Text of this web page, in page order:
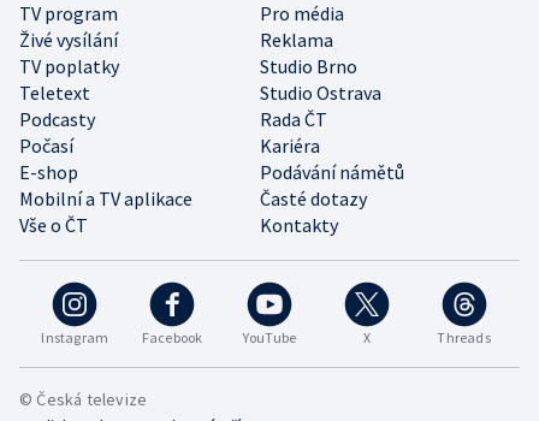
Instagram Facebook YouTube X Threads
TV program
Pro média
Živé vysílání
Reklama
TV poplatky
Studio Brno
Teletext
Studio Ostrava
Podcasty
Rada ČT
Počasí
Kariéra
E-shop
Podávání námětů
Mobilní a TV aplikace
Časté dotazy
Vše o ČT
Kontakty
© Česká televize